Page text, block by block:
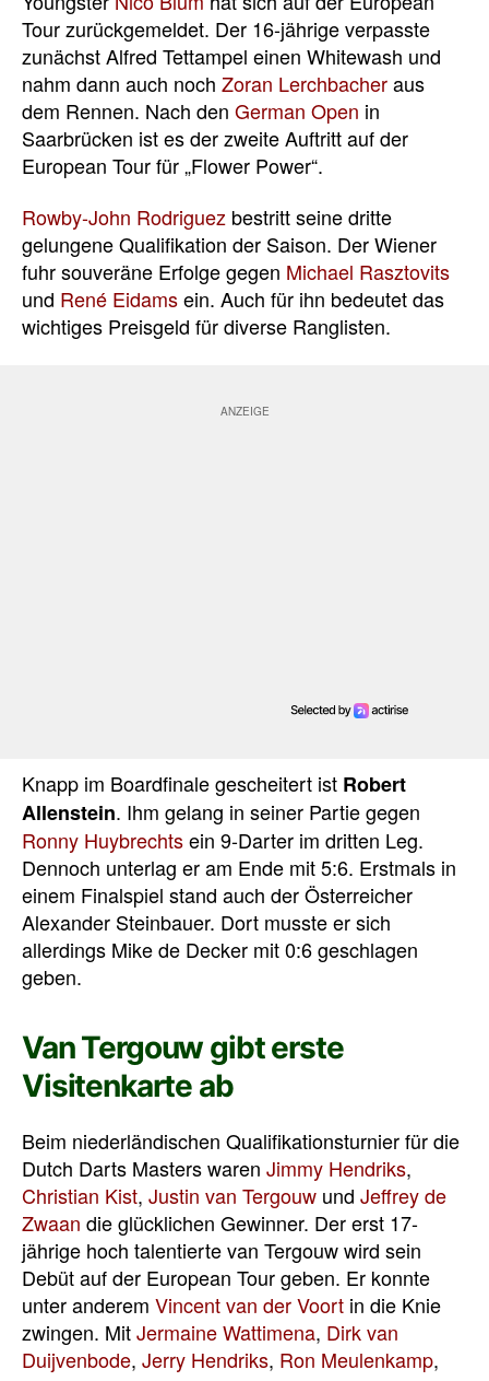
Tour zurückgemeldet. Der 16-jährige verpasste
zunächst Alfred Tettampel einen Whitewash und
nahm dann auch noch Zoran Lerchbacheraus
dem Rennen. Nach den German Open in
Saarbrücken ist es der zweite Auftritt auf der
European Tour für „Flower Power“.
Rowby-John Rodriguez bestritt seine dritte
gelungene Qualifikation der Saison. Der Wiener
fuhr souveräne Erfolge gegen Michael Rasztovits
und René Eidamsein. Auch für ihn bedeutet das
wichtiges Preisgeld für diverse Ranglisten.
Knapp im Boardfinale gescheitert ist Robert
Allenstein. Ihm gelang in seiner Partie gegen
Ronny Huybrechtsein 9-Darter im dritten Leg.
Dennoch unterlag er am Ende mit 5:6. Erstmals in
einem Finalspiel stand auch der Österreicher
Alexander Steinbauer. Dort musste er sich
allerdings Mike de Decker mit 0:6 geschlagen
geben.
Van Tergouw gibt erste
Visitenkarte ab
Beim niederländischen Qualifikationsturnier für die
Dutch Darts Masters waren Jimmy Hendriks,
Christian Kist, Justin van Tergouw und Jeffrey de
Zwaan die glücklichen Gewinner. Der erst 17-
jährige hoch talentierte van Tergouw wird sein
Debüt auf der European Tour geben. Er konnte
unter anderem Vincent van der Voort in die Knie
zwingen. MitJermaine Wattimena, Dirk van
Duijvenbode, Jerry Hendriks, Ron Meulenkamp,